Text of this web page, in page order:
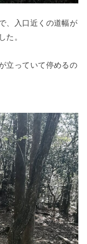
、入口近くの道幅が
た。
立っていて停めるの